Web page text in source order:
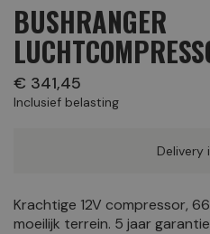
BUSHRANGER
€ 341,45
Inclusief belasting
Delivery
Krachtige 12V compressor,
moeilijk terrein. 5 jaar